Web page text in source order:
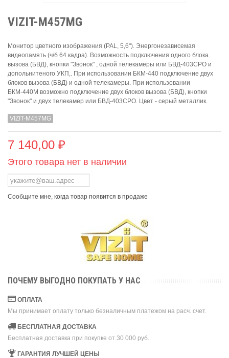
VIZIT-M457МG
Монитор цветного изображения (PAL, 5,6"). Энергонезависемая
видеопамять (ч/б 64 кадра). Возможность подключения одного блока
вызова (БВД), кнопки "Звонок" , одной телекамеры или БВД-403СРО и
допольнитеного УКП,. При использовании БКМ-440 подключение двух
блоков вызова (БВД) и одной телекамеры. При использовании
БКМ-440М возможно подключение двух блоков вызова (БВД), кнопки
"Звонок" и двух телекамер или БВД-403СРО. Цвет - серый металлик.
VIZIT-M457МG
7 140,00 ₽
Этого товара нет в наличии
Сообщите мне, когда товар появится в продаже
ПОЧЕМУ ВЫГОДНО ПОКУПАТЬ У НАС
ОПЛАТА
Мы принимает оплату только безналичным платежом на расч. счет.
БЕСПЛАТНАЯ ДОСТАВКА
Бесплатная доставка при покупке от 30 000 руб.
ГАРАНТИЯ ЛУЧШЕЙ ЦЕНЫ